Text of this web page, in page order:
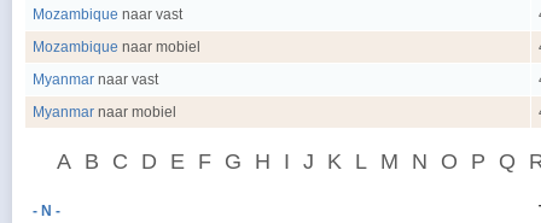
Mozambique naar vast
Mozambique naar mobiel
Myanmar naar vast
Myanmar naar mobiel
A B C D E F G H I J K L M N O P Q
- N -